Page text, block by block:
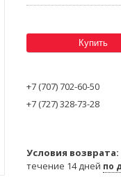
Купить
+7 (707) 702-60-50
+7 (727) 328-73-28
течение 14 дней по